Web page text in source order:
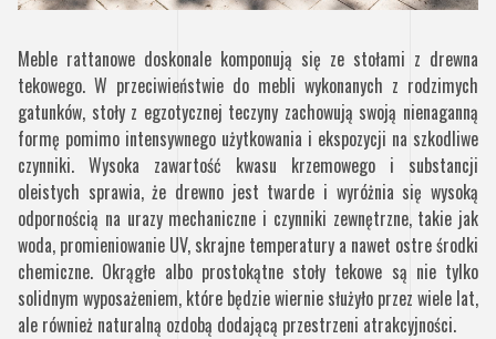
Meble rattanowe doskonale komponują się ze stołami z drewna
tekowego. W przeciwieństwie do mebli wykonanych z rodzimych
gatunków, stoły z egzotycznej teczyny zachowują swoją nienaganną
formę pomimo intensywnego użytkowania i ekspozycji na szkodliwe
czynniki. Wysoka zawartość kwasu krzemowego i substancji
oleistych sprawia, że drewno jest twarde i wyróżnia się wysoką
odpornością na urazy mechaniczne i czynniki zewnętrzne, takie jak
woda, promieniowanie UV, skrajne temperatury a nawet ostre środki
chemiczne. Okrągłe albo prostokątne stoły tekowe są nie tylko
solidnym wyposażeniem, które będzie wiernie służyło przez wiele lat,
ale również naturalną ozdobą dodającą przestrzeni atrakcyjności.